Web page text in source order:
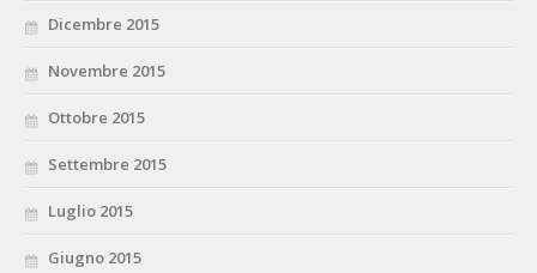
Dicembre 2015
Novembre 2015
Ottobre 2015
Settembre 2015
Luglio 2015
Giugno 2015